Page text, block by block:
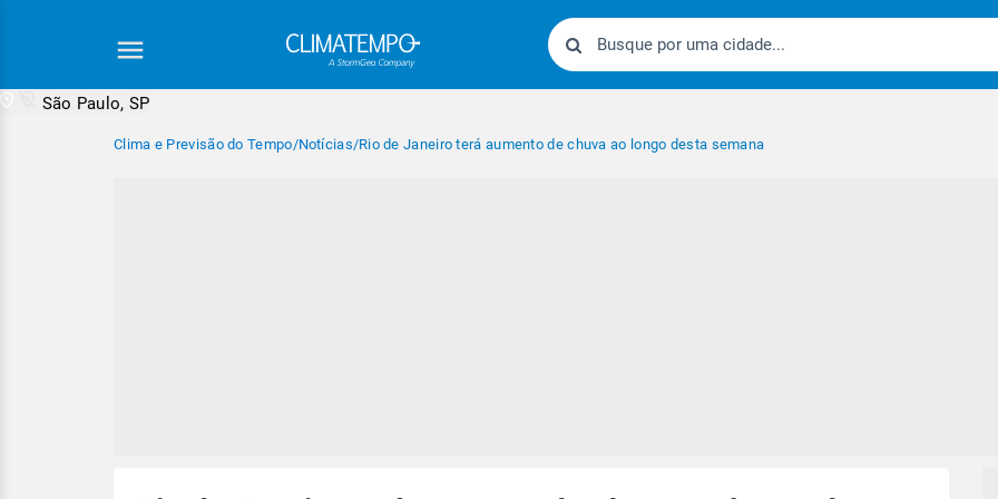
São Paulo, SP
Clima e Previsão do Tempo/Notícias/Rio de Janeiro terá aumento de chuva ao longo desta semana